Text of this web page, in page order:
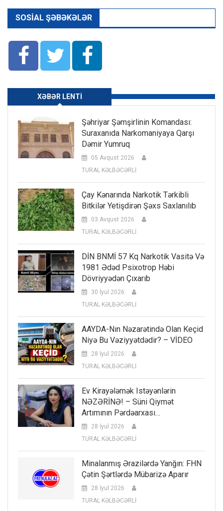
SOSIAL ŞƏBƏKƏLƏR
XƏBƏR LENTI
Şəhriyar Şəmşirlinin Komandası:
Suraxanıda Narkomaniyaya Qarşı
Dəmir Yumruq
05 Avqust 2026
TURAL KƏLBƏCƏRLİ
Çay Kənarında Narkotik Tərkibli
Bitkilər Yetişdirən Şəxs Saxlanılıb
03 Avqust 2026
TURAL KƏLBƏCƏRLİ
DİN BNMİ 57 Kq Narkotik Vasitə Və
1981 Ədəd Psixotrop Həbi
Dövriyyədən Çıxarıb
30 İyul 2026
TURAL KƏLBƏCƏRLİ
AAYDA-Nın Nəzarətində Olan Keçid
Niyə Bu Vəziyyətdədir? – VİDEO
28 İyul 2026
TURAL KƏLBƏCƏRLİ
Ev Kirayələmək Istəyənlərin
NƏZƏRİNƏ! – Süni Qiymət
Artımının Pərdəarxası…
28 İyul 2026
TURAL KƏLBƏCƏRLİ
Minalanmış Ərazilərdə Yanğın: FHN
Çətin Şərtlərdə Mübarizə Aparır
28 İyul 2026
TURAL KƏLBƏCƏRLİ